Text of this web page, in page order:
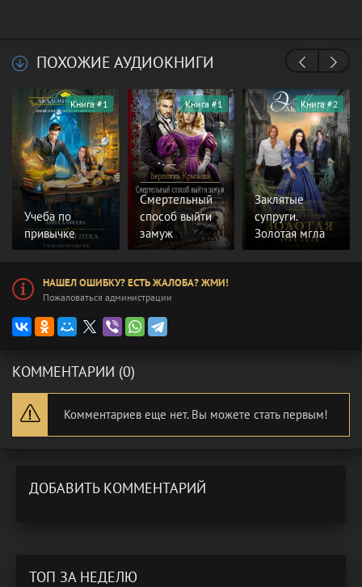
ПОХОЖИЕ АУДИОКНИГИ
Учеба по
привычке
Книга #1
Смертельный
способ выйти
замуж
Книга #1
Заклятые
супруги.
Золотая мгла
Книга #2
НАШЕЛ ОШИБКУ? ЕСТЬ ЖАЛОБА? ЖМИ!
Пожаловаться администрации
КОММЕНТАРИИ (0)
Комментариев еще нет. Вы можете стать первым!
ДОБАВИТЬ КОММЕНТАРИЙ
ТОП ЗА НЕДЕЛЮ